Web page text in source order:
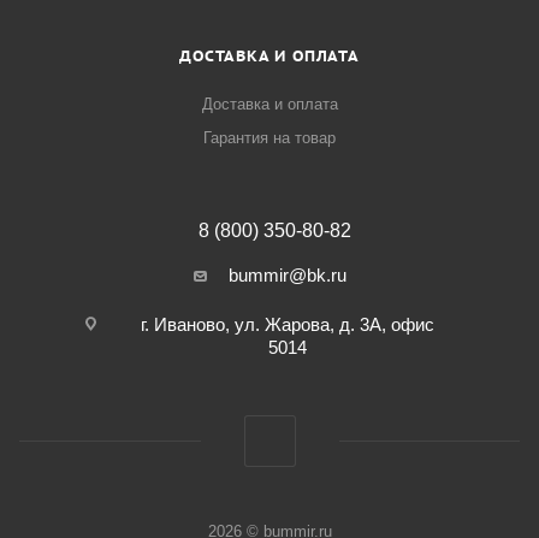
ДОСТАВКА И ОПЛАТА
Доставка и оплата
Гарантия на товар
8 (800) 350-80-82
bummir@bk.ru
г. Иваново, ул. Жарова, д. 3А, офис
5014
2026 © bummir.ru